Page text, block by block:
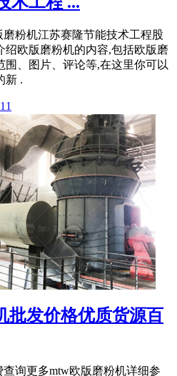
磨粉机江苏赛隆节能技术工程股
绍欧版磨粉机的内容,包括欧版磨
围、图片、评论等,在这里你可以
新 .
批发价格优质货源百
查询更多mtw欧版磨粉机详细参